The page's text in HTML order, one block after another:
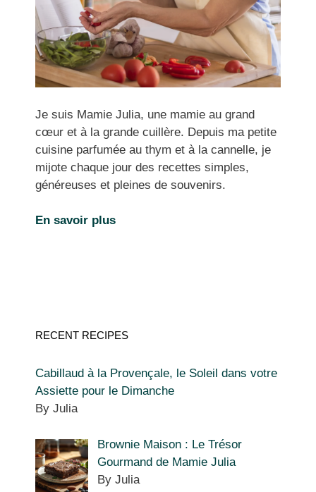
Je suis Mamie Julia, une mamie au grand
cœur et à la grande cuillère. Depuis ma petite
cuisine parfumée au thym et à la cannelle, je
mijote chaque jour des recettes simples,
généreuses et pleines de souvenirs.
En savoir plus
RECENT RECIPES
Cabillaud à la Provençale, le Soleil dans votre
Assiette pour le Dimanche
By Julia
Brownie Maison : Le Trésor
Gourmand de Mamie Julia
By Julia